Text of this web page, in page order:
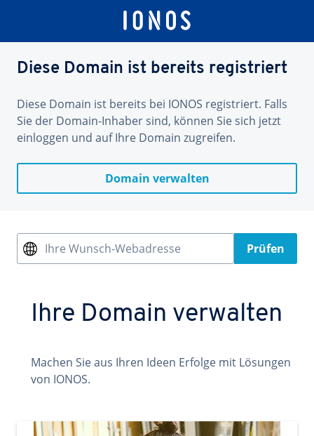
Diese Domain ist bereits registriert
Diese Domain ist bereits bei IONOS registriert. Falls
Sie der Domain-Inhaber sind, können Sie sich jetzt
einloggen und auf Ihre Domain zugreifen.
Domain verwalten
Ihre Wunsch-Webadresse Prüfen
Ihre Domain verwalten
Machen Sie aus Ihren Ideen Erfolge mit Lösungen
von IONOS.